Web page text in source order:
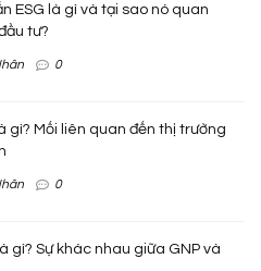
ESG là gì và tại sao nó quan
tư?
0
gì? Mối liên quan đến thị trường
0
gì? Sự khác nhau giữa GNP và